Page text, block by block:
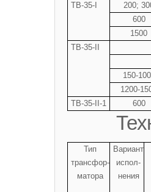
ТВ-35-I
200;
600
1500
ТВ-35-II
150-
1200-
ТВ-35-II-1
600
Тип
трансфор-
матора
Вариант
испол-
нения